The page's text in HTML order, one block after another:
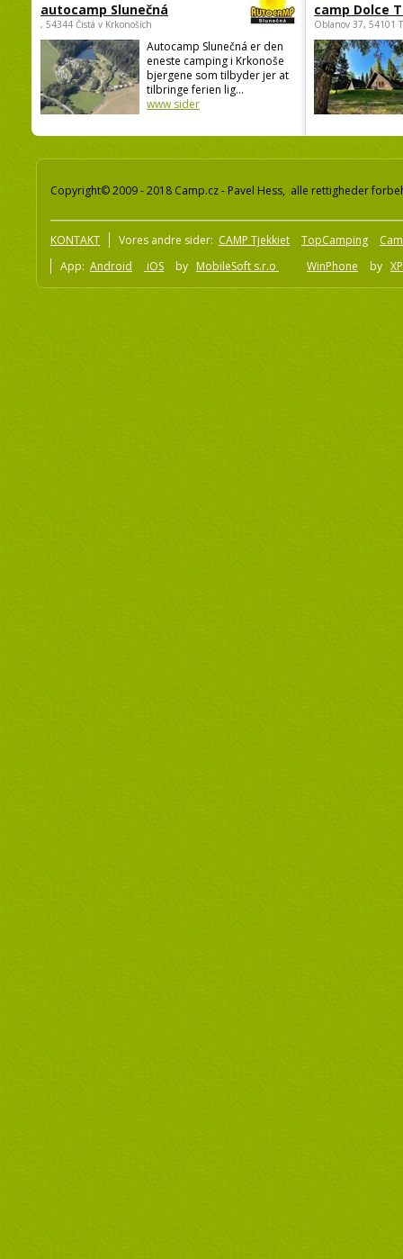
autocamp Slunečná
, 54344 Čistá v Krkonoších
Autocamp Slunečná er den
eneste camping i Krkonoše
bjergene som tilbyder jer at
tilbringe ferien lig...
www sider
camp Dolce
Oblanov 37, 54101
Copyright© 2009 - 2018 Camp.cz - Pavel Hess, alle rettigheder
KONTAKT Vores andre sider: CAMP Tjekkiet TopCamping
App: Android iOS by MobileSoft s.r.o WinPhone by